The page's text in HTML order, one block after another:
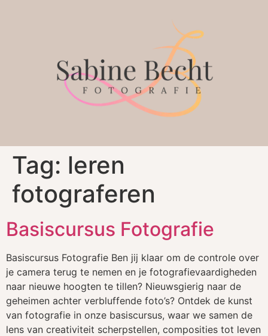
Tag: leren
fotograferen
Basiscursus Fotografie
Basiscursus Fotografie Ben jij klaar om de controle over
je camera terug te nemen en je fotografievaardigheden
naar nieuwe hoogten te tillen? Nieuwsgierig naar de
geheimen achter verbluffende foto’s? Ontdek de kunst
van fotografie in onze basiscursus, waar we samen de
lens van creativiteit scherpstellen, composities tot leven